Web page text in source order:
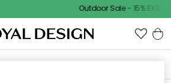
Outdoor Sale - 15%